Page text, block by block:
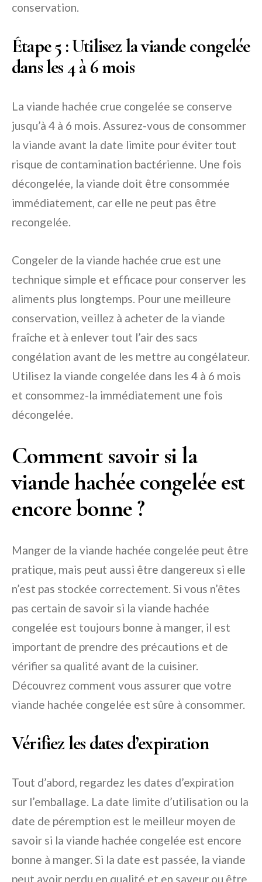
conservation.
Étape 5 : Utilisez la viande congelée
dans les 4 à 6 mois
La viande hachée crue congelée se conserve
jusqu’à 4 à 6 mois. Assurez-vous de consommer
la viande avant la date limite pour éviter tout
risque de contamination bactérienne. Une fois
décongelée, la viande doit être consommée
immédiatement, car elle ne peut pas être
recongelée.
Congeler de la viande hachée crue est une
technique simple et efficace pour conserver les
aliments plus longtemps. Pour une meilleure
conservation, veillez à acheter de la viande
fraîche et à enlever tout l’air des sacs
congélation avant de les mettre au congélateur.
Utilisez la viande congelée dans les 4 à 6 mois
et consommez-la immédiatement une fois
décongelée.
Comment savoir si la
viande hachée congelée est
encore bonne ?
Manger de la viande hachée congelée peut être
pratique, mais peut aussi être dangereux si elle
n’est pas stockée correctement. Si vous n’êtes
pas certain de savoir si la viande hachée
congelée est toujours bonne à manger, il est
important de prendre des précautions et de
vérifier sa qualité avant de la cuisiner.
Découvrez comment vous assurer que votre
viande hachée congelée est sûre à consommer.
Vérifiez les dates d’expiration
Tout d’abord, regardez les dates d’expiration
sur l’emballage. La date limite d’utilisation ou la
date de péremption est le meilleur moyen de
savoir si la viande hachée congelée est encore
bonne à manger. Si la date est passée, la viande
peut avoir perdu en qualité et en saveur ou être